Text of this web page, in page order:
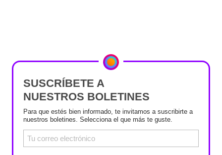
SUSCRÍBETE A
NUESTROS BOLETINES
Para que estés bien informado, te invitamos a suscribirte a
nuestros boletines. Selecciona el que más te guste.